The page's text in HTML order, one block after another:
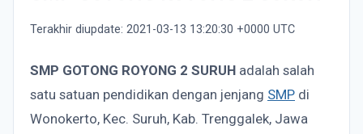
Terakhir diupdate: 2021-03-13 13:20:30 +0000 UTC
SMP GOTONG ROYONG 2 SURUH adalah salah
satu satuan pendidikan dengan jenjang SMP di
Wonokerto, Kec. Suruh, Kab. Trenggalek, Jawa